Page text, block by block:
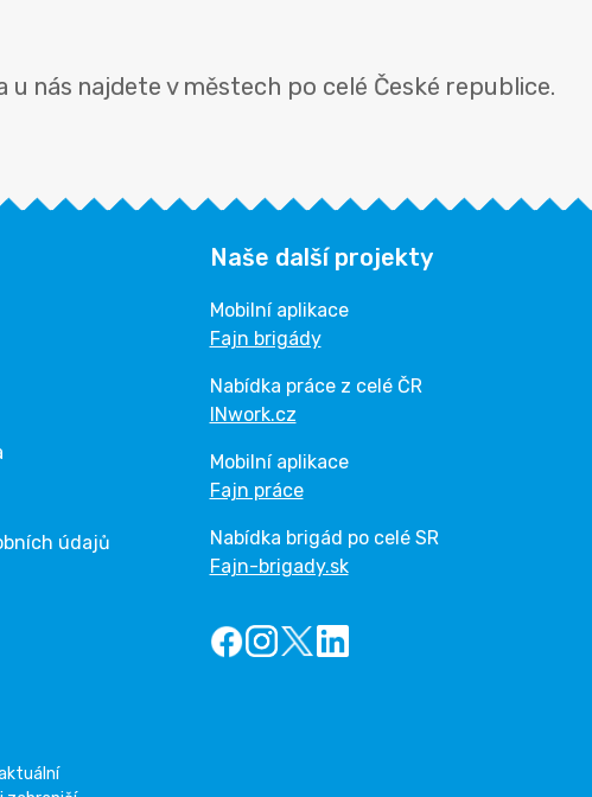
nás najdete v městech po celé České republice.
údajů
Naše další projekty
Mobilní aplikace
Fajn brigády
Nabídka práce z celé ČR
INwork.cz
Mobilní aplikace
Fajn práce
Nabídka brigád po celé SR
Fajn-brigady.sk